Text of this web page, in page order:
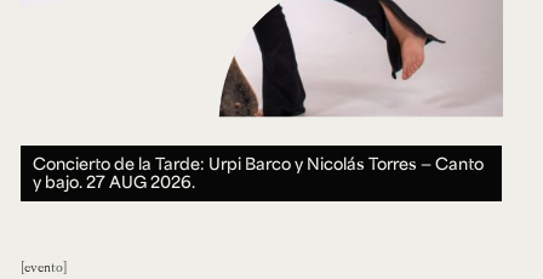
Concierto de la Tarde: Urpi Barco y Nicolás Torres — Canto
y bajo.27 AUG 2026.
evento